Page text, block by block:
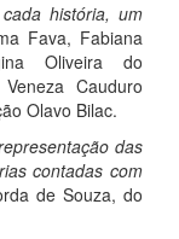
história, um
Fava, Fabiana
Oliveira do
Cauduro
Olavo Bilac.
das
contadas com
de Souza, do